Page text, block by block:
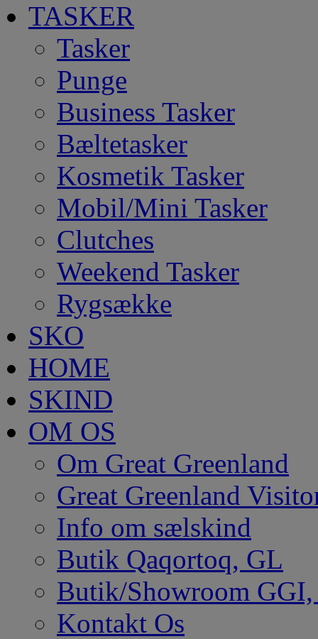
TASKER
Tasker
Punge
Business Tasker
Bæltetasker
Kosmetik Tasker
Mobil/Mini Tasker
Clutches
Weekend Tasker
Rygsække
SKO
HOME
SKIND
OM OS
Om Great Greenland
Great Greenland
Info om sælskind
Butik Qaqortoq, GL
Butik/Showroom
Kontakt Os